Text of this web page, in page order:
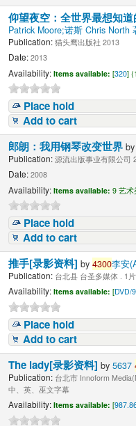
仰望夜空：全世界最想知
Patrick Moore;诺斯 Chris North
Publication: 猫头鹰出版社 2013
Date: 2013
Availability: Items available: [320]
Place hold
Add to cart
郎朗：我用钢琴改变世界
Publication: 源流出版事业有限公司
Date: 2008
Availability: Items available: 9 艺
Place hold
Add to cart
推手[录影资料]by4300李安
Publication: 台北县 台圣多媒体 . 1
Availability: Items available: [DVD/
Place hold
Add to cart
The lady[录影资料]by5637
Publication: 台北市 Innoform
中、英、巫文字幕
Availability: Items available: [